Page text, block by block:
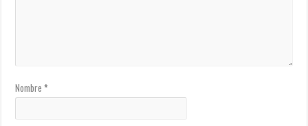
Nombre*